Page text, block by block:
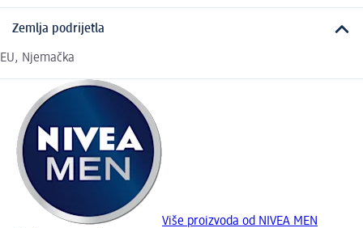
Zemlja podrijetla
EU, Njemačka
Više proizvoda od NIVEA MEN